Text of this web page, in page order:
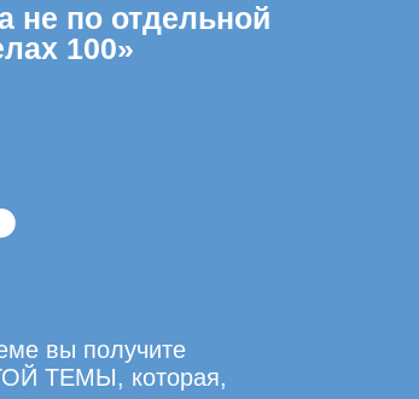
не по отдельной
100»
вы получите
ТЕМЫ, которая,